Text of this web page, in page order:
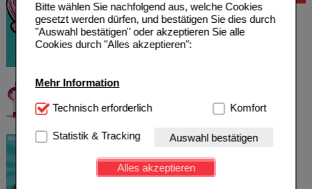
Bitte wählen Sie nachfolgend aus, welche Cookies
gesetzt werden dürfen, und bestätigen Sie dies durch
"Auswahl bestätigen" oder akzeptieren Sie alle
Cookies durch "Alles akzeptieren":
Mehr Information
Technisch Notwendig:Hierbei handelt es sich um
Website notwendig sind (z.B. Navigation, Warenkorb,
Kundenkonto), weshalb auf diese nicht verzichtet
werden kann.
Technisch erforderlich Komfort
Statistik & Tracking Auswahl bestätigen
Alles akzeptieren